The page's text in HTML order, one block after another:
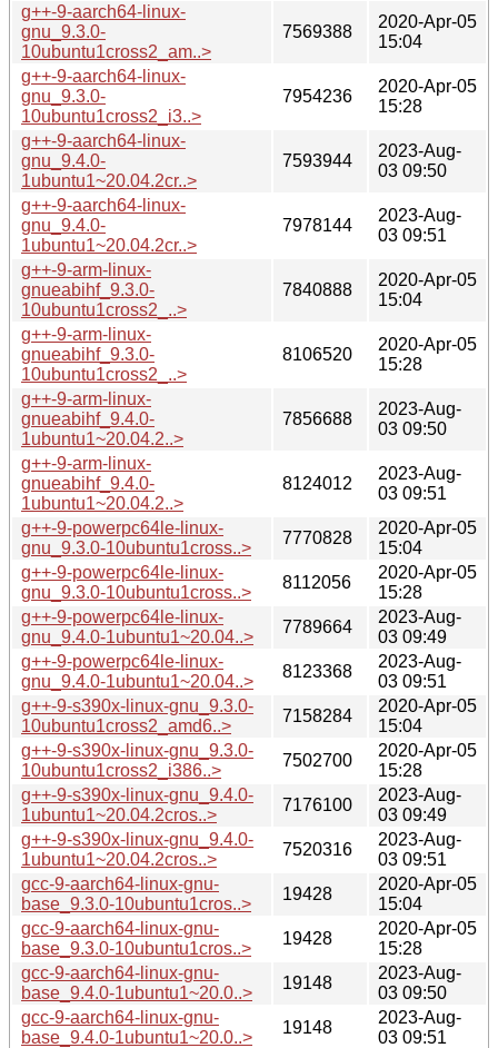
g++-9-aarch64-linux-
gnu_9.3.0-
10ubuntu1cross2_am..>
7569388
2020-Apr-05
15:04
g++-9-aarch64-linux-
gnu_9.3.0-
10ubuntu1cross2_i3..>
7954236
2020-Apr-05
15:28
g++-9-aarch64-linux-
gnu_9.4.0-
1ubuntu1~20.04.2cr..>
7593944
2023-Aug-
03 09:50
g++-9-aarch64-linux-
gnu_9.4.0-
1ubuntu1~20.04.2cr..>
7978144
2023-Aug-
03 09:51
g++-9-arm-linux-
gnueabihf_9.3.0-
10ubuntu1cross2_..>
7840888
2020-Apr-05
15:04
g++-9-arm-linux-
gnueabihf_9.3.0-
10ubuntu1cross2_..>
8106520
2020-Apr-05
15:28
g++-9-arm-linux-
gnueabihf_9.4.0-
1ubuntu1~20.04.2..>
7856688
2023-Aug-
03 09:50
g++-9-arm-linux-
gnueabihf_9.4.0-
1ubuntu1~20.04.2..>
8124012
2023-Aug-
03 09:51
g++-9-powerpc64le-linux-
gnu_9.3.0-10ubuntu1cross..>
7770828
2020-Apr-05
15:04
g++-9-powerpc64le-linux-
gnu_9.3.0-10ubuntu1cross..>
8112056
2020-Apr-05
15:28
g++-9-powerpc64le-linux-
gnu_9.4.0-1ubuntu1~20.04..>
7789664
2023-Aug-
03 09:49
g++-9-powerpc64le-linux-
gnu_9.4.0-1ubuntu1~20.04..>
8123368
2023-Aug-
03 09:51
g++-9-s390x-linux-gnu_9.3.0-
10ubuntu1cross2_amd6..>
7158284
2020-Apr-05
15:04
g++-9-s390x-linux-gnu_9.3.0-
10ubuntu1cross2_i386..>
7502700
2020-Apr-05
15:28
g++-9-s390x-linux-gnu_9.4.0-
1ubuntu1~20.04.2cros..>
7176100
2023-Aug-
03 09:49
g++-9-s390x-linux-gnu_9.4.0-
1ubuntu1~20.04.2cros..>
7520316
2023-Aug-
03 09:51
gcc-9-aarch64-linux-gnu-
base_9.3.0-10ubuntu1cros..>
19428
2020-Apr-05
15:04
gcc-9-aarch64-linux-gnu-
base_9.3.0-10ubuntu1cros..>
19428
2020-Apr-05
15:28
gcc-9-aarch64-linux-gnu-
base_9.4.0-1ubuntu1~20.0..>
19148
2023-Aug-
03 09:50
gcc-9-aarch64-linux-gnu-
base_9.4.0-1ubuntu1~20.0..>
19148
2023-Aug-
03 09:51